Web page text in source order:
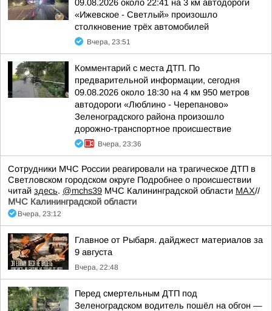
09.08.2026 около 22:41 на 3 км автодороги
«Ижевское - Светлый» произошло
столкновение трёх автомобилей
Вчера, 23:51
Комментарий с места ДТП. По
предварительной информации, сегодня
09.08.2026 около 18:30 на 4 км 950 метров
автодороги «Люблино - Черепаново»
Зеленоградского района произошло
дорожно-транспортное происшествие
Вчера, 23:36
Сотрудники МЧС России реагировали на трагическое ДТП в
Светловском городском округе Подробнее о происшествии
читай здесь. @mchs39 МЧС Калининградской области MAX//
МЧС Калининградской области
Вчера, 23:12
Главное от Рыбаря. дайджест материалов за
9 августа
Вчера, 22:48
Перед смертельным ДТП под
Зеленоградском водитель пошёл на обгон —